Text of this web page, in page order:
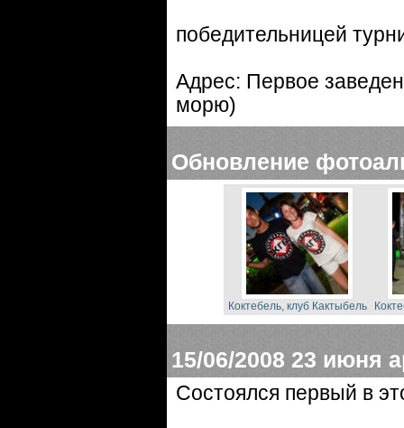
победительницей
Адрес: Первое
морю)
Обновление
Коктебель, клуб Кактыбель
15/06/2008 23 июня
Состоялся первый в